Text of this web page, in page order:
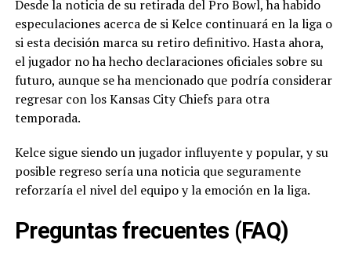
Desde la noticia de su retirada del Pro Bowl, ha habido
especulaciones acerca de si Kelce continuará en la liga o
si esta decisión marca su retiro definitivo. Hasta ahora,
el jugador no ha hecho declaraciones oficiales sobre su
futuro, aunque se ha mencionado que podría considerar
regresar con los Kansas City Chiefs para otra
temporada.
Kelce sigue siendo un jugador influyente y popular, y su
posible regreso sería una noticia que seguramente
reforzaría el nivel del equipo y la emoción en la liga.
Preguntas frecuentes (FAQ)